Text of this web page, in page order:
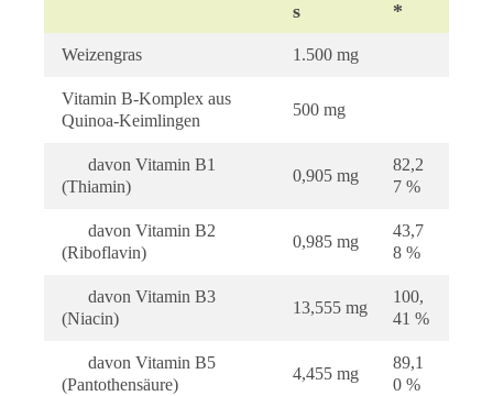
S
*
Weizengras 1.500 mg
Vitamin B-Komplex aus
Quinoa-Keimlingen
500 mg
davon Vitamin B1
(Thiamin)
0,905 mg
82,2
7 %
davon Vitamin B2
(Riboflavin)
0,985 mg
43,7
8 %
davon Vitamin B3
(Niacin)
13,555 mg
100,
41 %
davon Vitamin B5
(Pantothensäure)
4,455 mg
89,1
0 %